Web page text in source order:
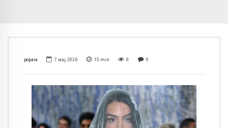
popara 7 мај, 2026 15 min 0 0